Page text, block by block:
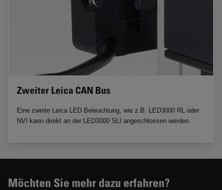
Zweiter Leica CAN Bus
Eine zweite Leica LED Beleuchtung, wie z.B. LED3000 RL oder
NVI kann direkt an der LED3000 SLI angeschlossen werden.
Möchten Sie mehr dazu erfahren?